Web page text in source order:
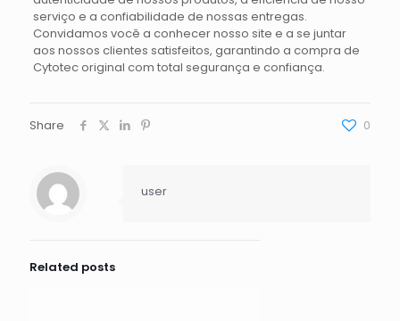
serviço e a confiabilidade de nossas entregas.
Convidamos você a conhecer nosso site e a se juntar
aos nossos clientes satisfeitos, garantindo a compra de
Cytotec original com total segurança e confiança.
Share 0
user
Related posts